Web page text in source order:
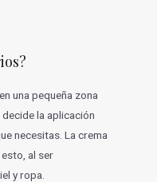
una pequeña zona
la aplicación
necesitas. La crema
al ser
y ropa.